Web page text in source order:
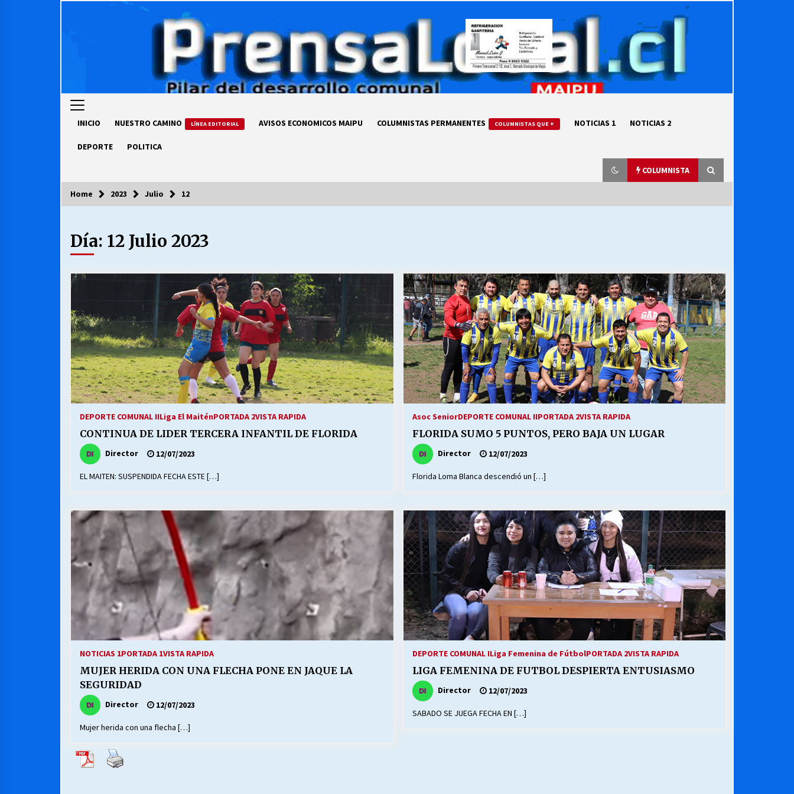
INICIO NUESTRO CAMINO LÍNEA EDITORIAL AVISOS ECONOMICOS MAIPU COLUMNISTAS PERMANENTES COLUMNISTAS QUE + NOTICIAS 1 NOTICIAS 2
DEPORTE POLITICA
COLUMNISTA
COLUMNISTA
Ya se ordenaron las cuentas de
luz… ¿Y cuándo van a bajar?
MUNICIPALIDAD, TRABAJADORES,
CLIMA LABORAL:
13/07/2026
Escuela hospitalaria El Carmen de
Maipu.
25/06/2026
¿Qué habrían dicho?
23/06/2026
VOLVER A SER ALTERNATIVA
16/06/2026
MUNICIPALIDADES, HONORARIOS,
DESPIDOS
28/05/2026
Releyendo la Rerum Novarum a 135
años. “La cuestión social hoy”.
16/05/2026
S.O.S. a los ricos, Save Our Souls
30/04/2026
¿Asesores con doble sueldo? Chile y sus segmentos de la riqueza
Home 2023 Julio 12
Día: 12 Julio 2023
DEPORTE COMUNAL IILiga El MaiténPORTADA 2VISTA RAPIDA
CONTINUA DE LIDER TERCERA INFANTIL DE FLORIDA
Director 12/07/2023
EL MAITEN: SUSPENDIDA FECHA ESTE […]
Asoc SeniorDEPORTE COMUNAL IIPORTADA 2VISTA RAPIDA
FLORIDA SUMO 5 PUNTOS, PERO BAJA UN LUGAR
Director 12/07/2023
Florida Loma Blanca descendió un […]
NOTICIAS 1PORTADA 1VISTA RAPIDA
MUJER HERIDA CON UNA FLECHA PONE EN JAQUE LA
SEGURIDAD
Director 12/07/2023
Mujer herida con una flecha […]
DEPORTE COMUNAL ILiga Femenina de FútbolPORTADA 2VISTA RAPIDA
LIGA FEMENINA DE FUTBOL DESPIERTA ENTUSIASMO
Director 12/07/2023
SABADO SE JUEGA FECHA EN […]